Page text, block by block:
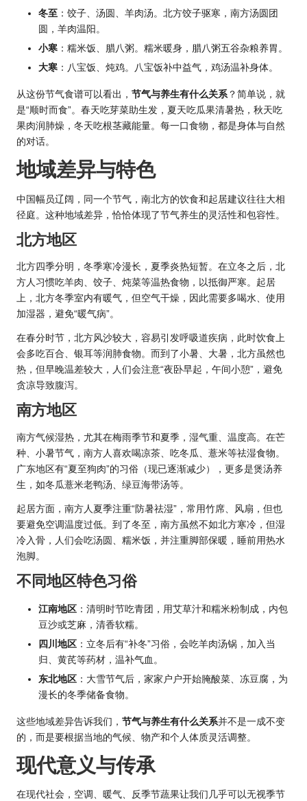
冬至 ：饺子、汤圆、羊肉汤。北方饺子驱寒，南方汤圆团
圆，羊肉温阳。
小寒 ：糯米饭、腊八粥。糯米暖身，腊八粥五谷杂粮养胃。
大寒 ：八宝饭、炖鸡。八宝饭补中益气，鸡汤温补身体。
从这份节气食谱可以看出， 节气与养生有什么关系？简单说，就
是“顺时而食”。春天吃芽菜助生发，夏天吃瓜果清暑热，秋天吃
果肉润肺燥，冬天吃根茎藏能量。每一口食物，都是身体与自然
的对话。
地域差异与特色
中国幅员辽阔，同一个节气，南北方的饮食和起居建议往往大相
径庭。这种地域差异，恰恰体现了节气养生的灵活性和包容性。
北方地区
北方四季分明，冬季寒冷漫长，夏季炎热短暂。在立冬之后，北
方人习惯吃羊肉、饺子、炖菜等温热食物，以抵御严寒。起居
上，北方冬季室内有暖气，但空气干燥，因此需要多喝水、使用
加湿器，避免“暖气病”。
在春分时节，北方风沙较大，容易引发呼吸道疾病，此时饮食上
会多吃百合、银耳等润肺食物。而到了小暑、大暑，北方虽然也
热，但早晚温差较大，人们会注意“夜卧早起，午间小憩”，避免
贪凉导致腹泻。
南方地区
南方气候湿热，尤其在梅雨季节和夏季，湿气重、温度高。在芒
种、小暑节气，南方人喜欢喝凉茶、吃冬瓜、薏米等祛湿食物。
广东地区有“夏至狗肉”的习俗（现已逐渐减少），更多是煲汤养
生，如冬瓜薏米老鸭汤、绿豆海带汤等。
起居方面，南方人夏季注重“防暑祛湿”，常用竹席、风扇，但也
要避免空调温度过低。到了冬至，南方虽然不如北方寒冷，但湿
冷入骨，人们会吃汤圆、糯米饭，并注重脚部保暖，睡前用热水
泡脚。
不同地区特色习俗
江南地区 ：清明时节吃青团，用艾草汁和糯米粉制成，内包
豆沙或芝麻，清香软糯。
四川地区 ：立冬后有“补冬”习俗，会吃羊肉汤锅，加入当
归、黄芪等药材，温补气血。
东北地区 ：大雪节气后，家家户户开始腌酸菜、冻豆腐，为
漫长的冬季储备食物。
这些地域差异告诉我们， 节气与养生有什么关系并不是一成不变
的，而是要根据当地的气候、物产和个人体质灵活调整。
现代意义与传承
在现代社会，空调、暖气、反季节蔬果让我们几乎可以无视季节